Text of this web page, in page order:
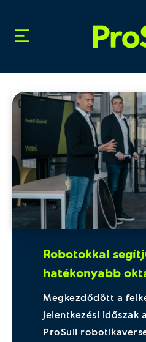
Robotokkal
hatékonyabb
Megkezdődött a
jelentkezési időszak
ProSuli